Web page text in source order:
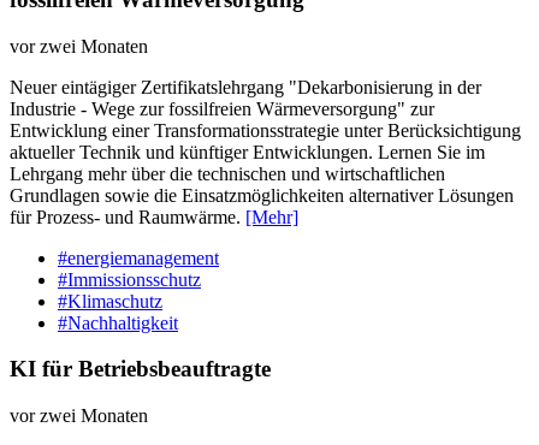
vor zwei Monaten
Neuer eintägiger Zertifikatslehrgang "Dekarbonisierung in der
Industrie - Wege zur fossilfreien Wärmeversorgung" zur
Entwicklung einer Transformationsstrategie unter Berücksichtigung
aktueller Technik und künftiger Entwicklungen. Lernen Sie im
Lehrgang mehr über die technischen und wirtschaftlichen
Grundlagen sowie die Einsatzmöglichkeiten alternativer Lösungen
für Prozess- und Raumwärme. [Mehr]
#energiemanagement
#Immissionsschutz
#Klimaschutz
#Nachhaltigkeit
KI für Betriebsbeauftragte
vor zwei Monaten